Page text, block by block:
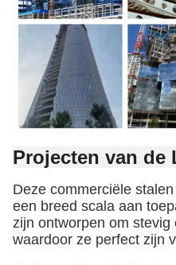
Projecten van de
Deze commerciële
een breed scala aan
zijn ontworpen om stevig
waardoor ze perfect zijn